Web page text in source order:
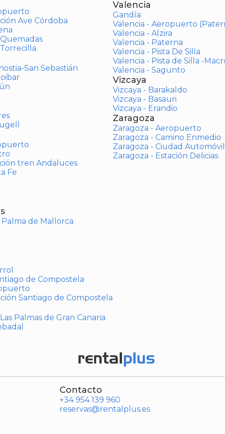
Ave Córdoba
San Sebastián
tren Andaluces
Fe
Palma de Mallorca
de Compostela
Santiago de Compostela
Palmas de Gran Canaria
Valencia
Gandía
Valencia - Aeropuerto
Valencia - Alzira
Valencia - Paterna
Valencia - Pista De Silla
Valencia - Pista de Silla -
Valencia - Sagunto
Vizcaya
Vizcaya - Barakaldo
Vizcaya - Basauri
Vizcaya - Erandio
Zaragoza
Zaragoza - Aeropuerto
Zaragoza - Camino Enmedio
Zaragoza - Ciudad Automóvil
Zaragoza - Estación Delicias
Contacto
+34 954 139 960
reservas@rentalplus.es